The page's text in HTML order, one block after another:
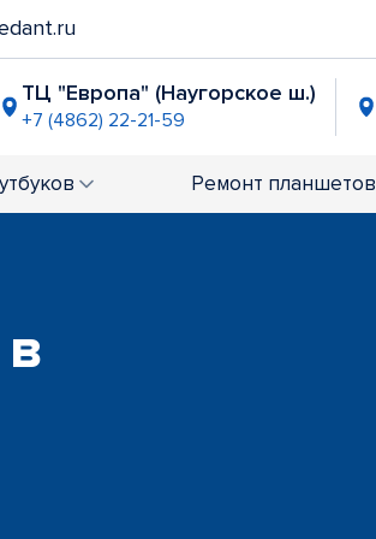
ТЦ "Европа" (Наугорское ш.)
+7 (4862) 22-21-59
Ремонт планшетов